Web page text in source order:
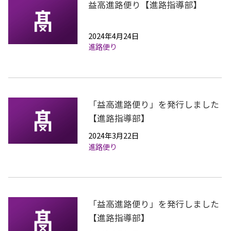
益高進路便り【進路指導部】
2024年4月24日
進路便り
「益高進路便り」を発行しました
【進路指導部】
2024年3月22日
進路便り
「益高進路便り」を発行しました
【進路指導部】